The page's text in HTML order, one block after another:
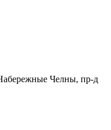
Челны, пр-д